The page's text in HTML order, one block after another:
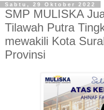
Sabtu, 29 Oktober 2022
SMP MULISKA
Tilawah Putra
mewakili Kota
Provinsi